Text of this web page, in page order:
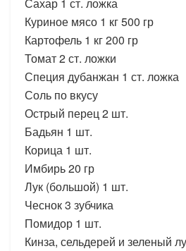
Сахар 1 ст. ложка
Куриное мясо 1 кг 500 гр
Картофель 1 кг 200 гр
Томат 2 ст. ложки
Специя дубанжан 1 ст. ложка
Соль по вкусу
Острый перец 2 шт.
Бадьян 1 шт.
Корица 1 шт.
Имбирь 20 гр
Лук (большой) 1 шт.
Чеснок 3 зубчика
Помидор 1 шт.
Кинза, сельдерей и зеленый